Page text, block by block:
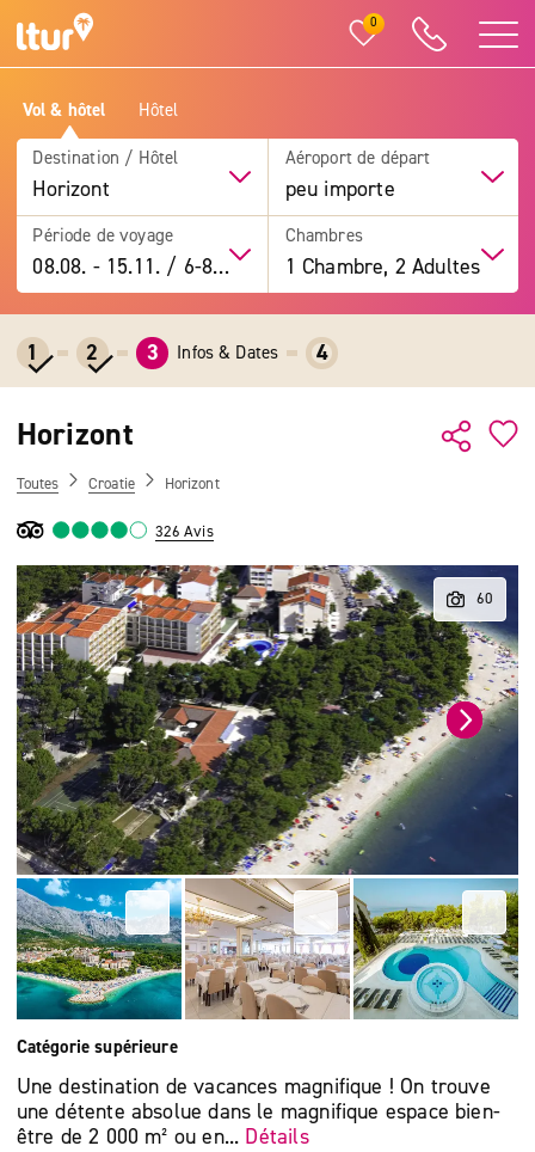
0
Vol & hôtel Hôtel
Destination / Hôtel
Horizont
Aéroport de départ
peu importe
Période de voyage
08.08. -15.11. / 6-8 jours
Chambres
1 Chambre, 2 Adultes
1 2 3 Infos & Dates 4
Horizont
Toutes Croatie Horizont
326 Avis
Catégorie supérieure
Une destination de vacances magnifique ! On trouve
une détente absolue dans le magnifique espace bien-
être de 2 000 m² ou en... Détails